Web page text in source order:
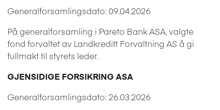
Generalforsamlingsdato: 09.04.2026
På generalforsamling i Pareto Bank ASA, valgte
fond forvaltet av Landkreditt Forvaltning AS å gi
fullmakt til styrets leder.
GJENSIDIGE FORSIKRING ASA
Generalforsamlingsdato: 26.03.2026